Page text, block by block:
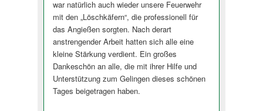
war natürlich auch wieder unsere Feuerwehr
mit den „Löschkäfern“, die professionell für
das Angießen sorgten. Nach derart
anstrengender Arbeit hatten sich alle eine
kleine Stärkung verdient. Ein großes
Dankeschön an alle, die mit ihrer Hilfe und
Unterstützung zum Gelingen dieses schönen
Tages beigetragen haben.